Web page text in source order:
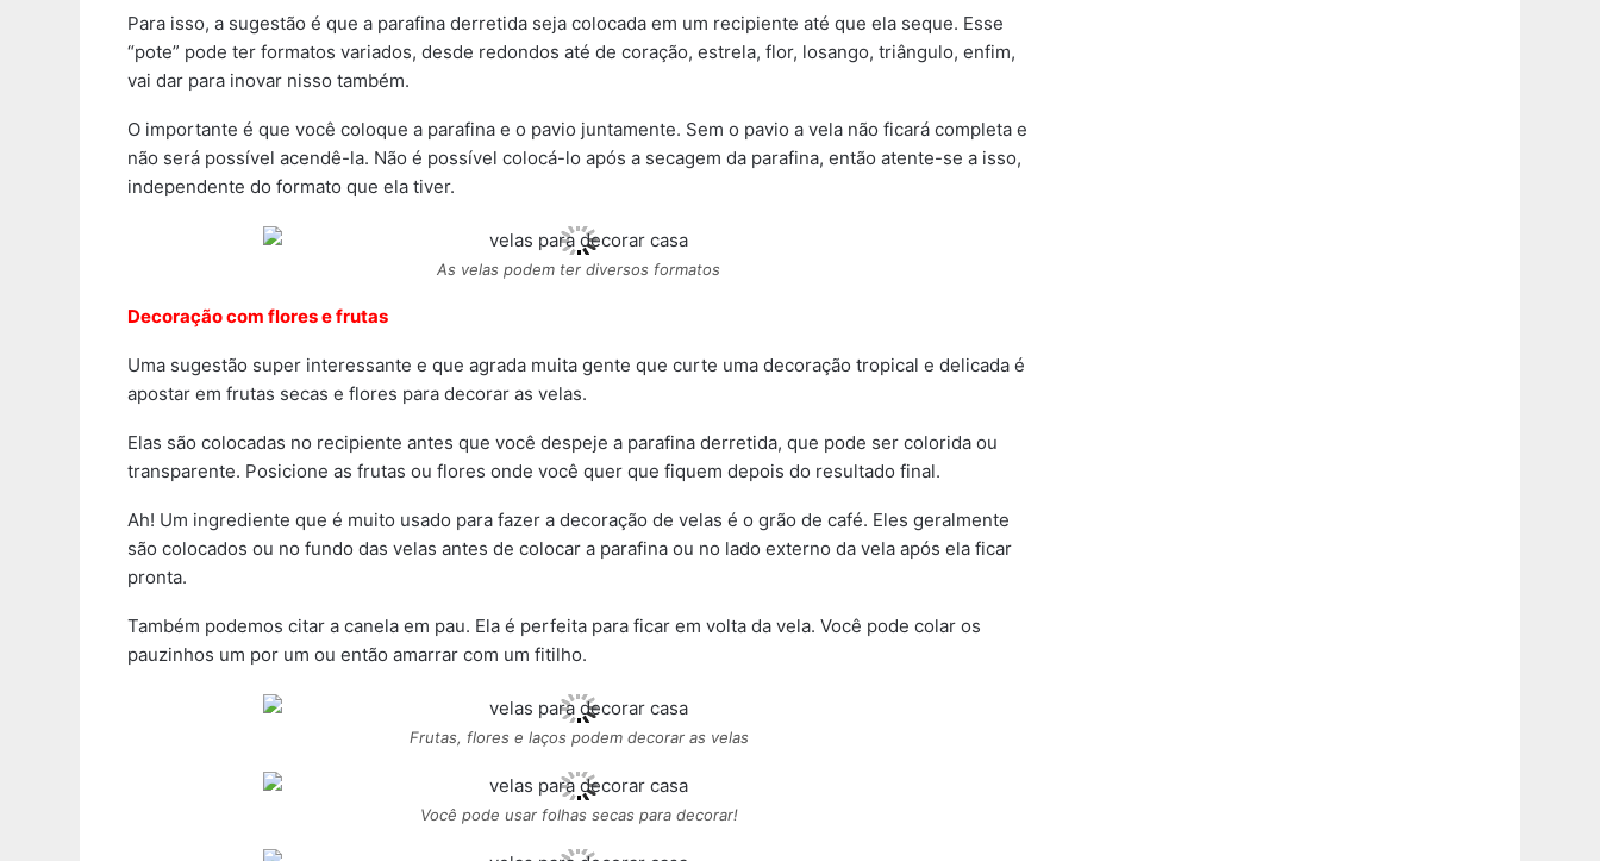
Para isso, a sugestão é que a parafina derretida seja colocada em um recipiente até que ela seque. Esse
“pote” pode ter formatos variados, desde redondos até de coração, estrela, flor, losango, triângulo, enfim,
vai dar para inovar nisso também.
O importante é que você coloque a parafina e o pavio juntamente. Sem o pavio a vela não ficará completa e
não será possível acendê-la. Não é possível colocá-lo após a secagem da parafina, então atente-se a isso,
independente do formato que ela tiver.
As velas podem ter diversos formatos
Decoração com flores e frutas
Uma sugestão super interessante e que agrada muita gente que curte uma decoração tropical e delicada é
apostar em frutas secas e flores para decorar as velas.
Elas são colocadas no recipiente antes que você despeje a parafina derretida, que pode ser colorida ou
transparente. Posicione as frutas ou flores onde você quer que fiquem depois do resultado final.
Ah! Um ingrediente que é muito usado para fazer a decoração de velas é o grão de café. Eles geralmente
são colocados ou no fundo das velas antes de colocar a parafina ou no lado externo da vela após ela ficar
pronta.
Também podemos citar a canela em pau. Ela é perfeita para ficar em volta da vela. Você pode colar os
pauzinhos um por um ou então amarrar com um fitilho.
Frutas, flores e laços podem decorar as velas
Você pode usar folhas secas para decorar!